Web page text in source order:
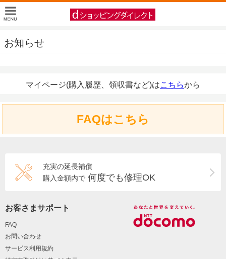
お知らせ
マイページ(購入履歴、領収書など)はこちらから
FAQはこちら
充実の延長補償
購入金額内で 何度でも修理OK
お客さまサポート
FAQ
お問い合わせ
サービス利用規約